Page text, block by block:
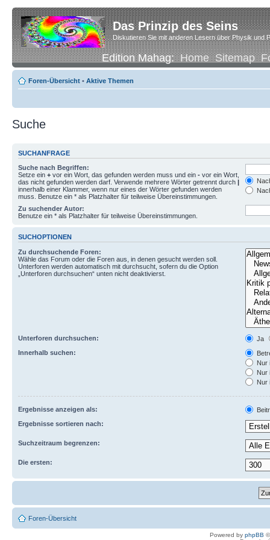
Das Prinzip des Seins
Diskutieren Sie mit anderen Lesern über Physik und
Edition Mahag:Home Sitemap
Foren-Übersicht • Aktive Themen
Suche
SUCHANFRAGE
Suche nach Begriffen:
Setze ein + vor ein Wort, das gefunden werden muss und ein - vor ein Wort,
das nicht gefunden werden darf. Verwende mehrere Wörter getrennt durch |
innerhalb einer Klammer, wenn nur eines der Wörter gefunden werden
muss. Benutze ein * als Platzhalter für teilweise Übereinstimmungen.
Zu suchender Autor:
Benutze ein * als Platzhalter für teilweise Übereinstimmungen.
SUCHOPTIONEN
Zu durchsuchende Foren:
Wähle das Forum oder die Foren aus, in denen gesucht werden soll.
Unterforen werden automatisch mit durchsucht, sofern du die Option
„Unterforen durchsuchen“ unten nicht deaktivierst.
Unterforen durchsuchen:
Ja
Innerhalb suchen:
Nur
Nur
Nur
Ergebnisse anzeigen als:
Ergebnisse sortieren nach:
Suchzeitraum begrenzen:
Die ersten:
Foren-Übersicht
Powered by phpBB